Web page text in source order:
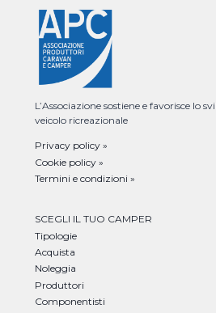
L’Associazione sostiene e favorisce lo
veicolo ricreazionale
Privacy policy »
Cookie policy »
Termini e condizioni »
SCEGLI IL TUO CAMPER
Tipologie
Acquista
Noleggia
Produttori
Componentisti